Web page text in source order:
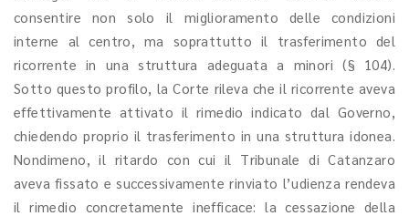
consentire non solo il miglioramento delle condizioni
interne al centro, ma soprattutto il trasferimento del
ricorrente in una struttura adeguata a minori (§ 104).
Sotto questo profilo, la Corte rileva che il ricorrente aveva
effettivamente attivato il rimedio indicato dal Governo,
chiedendo proprio il trasferimento in una struttura idonea.
Nondimeno, il ritardo con cui il Tribunale di Catanzaro
aveva fissato e successivamente rinviato l’udienza rendeva
il rimedio concretamente inefficace: la cessazione della